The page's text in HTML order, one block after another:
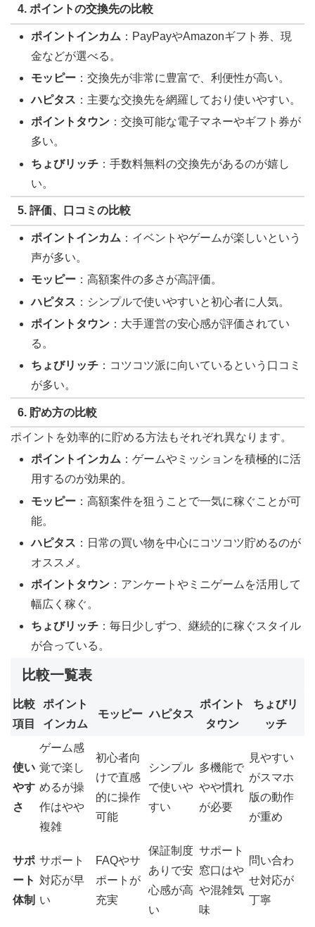
4. ポイントの交換先の比較
ポイントインカム ：PayPayやAmazonギフト券、現
金などが選べる。
モッピー ：交換先が非常に豊富で、利便性が高い。
ハピタス ：主要な交換先を網羅しており使いやすい。
ポイントタウン ：交換可能な電子マネーやギフト券が
多い。
ちょびリッチ ：手数料無料の交換先があるのが嬉し
い。
5. 評価、口コミの比較
ポイントインカム ：イベントやゲームが楽しいという
声が多い。
モッピー ：高額案件の多さが高評価。
ハピタス ：シンプルで使いやすいと初心者に人気。
ポイントタウン ：大手運営の安心感が評価されてい
る。
ちょびリッチ ：コツコツ派に向いているという口コミ
が多い。
6. 貯め方の比較
ポイントを効率的に貯める方法もそれぞれ異なります。
ポイントインカム ：ゲームやミッションを積極的に活
用するのが効果的。
モッピー ：高額案件を狙うことで一気に稼ぐことが可
能。
ハピタス ：日常の買い物を中心にコツコツ貯めるのが
オススメ。
ポイントタウン ：アンケートやミニゲームを活用して
幅広く稼ぐ。
ちょびリッチ ：毎日少しずつ、継続的に稼ぐスタイル
が合っている。
比較一覧表
比較
項目
ポイント
インカム
モッピー ハピタス
ポイント
タウン
ちょびリ
ッチ
使い
やす
さ
ゲーム感
覚で楽し
めるが操
作はやや
複雑
初心者向
けで直感
的に操作
可能
シンプル
で使いや
すい
多機能で
やや慣れ
が必要
見やすい
がスマホ
版の動作
が重め
サポ
ート
体制
サポート
対応が早
い
FAQやサ
ポートが
充実
保証制度
ありで安
心感が高
い
サポート
窓口はや
や混雑気
味
問い合わ
せ対応が
丁寧